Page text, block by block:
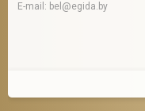
E-mail: bel@egida.by